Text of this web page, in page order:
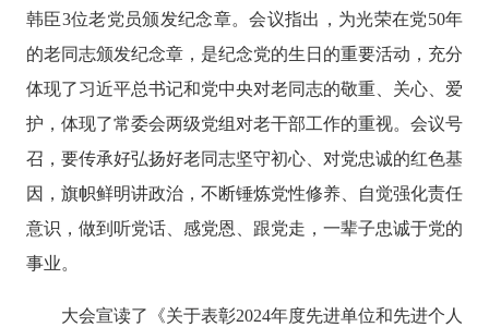
韩臣3位老党员颁发纪念章。会议指出，为光荣在党50年
的老同志颁发纪念章，是纪念党的生日的重要活动，充分
体现了习近平总书记和党中央对老同志的敬重、关心、爱
护，体现了常委会两级党组对老干部工作的重视。会议号
召 ， 要传承好弘扬好老同志坚守初心、对党忠诚的红色基
因，旗帜鲜明讲政治，不断锤炼党性修养、自觉强化责任
意识，做到听党话、感党恩、跟党走，一辈子忠诚于党的
事业。
大会宣读了《关于表彰2024年度先进单位和先进个人